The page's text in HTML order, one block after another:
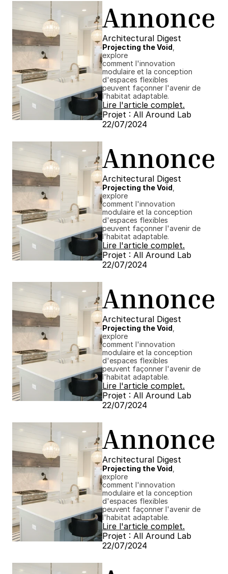
Annonce
Architectural Digest
Projecting the Void
explore
comment l'innovation
modulaire et la conception
d'espaces flexibles
peuvent façonner l'avenir de
l'habitat adaptable.
Lire l'article complet.
Projet : All Around Lab
22/07/2024 ​​
Annonce
Architectural Digest
Projecting the Void
explore
comment l'innovation
modulaire et la conception
d'espaces flexibles
peuvent façonner l'avenir de
l'habitat adaptable.
Lire l'article complet.
Projet : All Around Lab
22/07/2024 ​​
Annonce
Architectural Digest
Projecting the Void
explore
comment l'innovation
modulaire et la conception
d'espaces flexibles
peuvent façonner l'avenir de
l'habitat adaptable.
Lire l'article complet.
Projet : All Around Lab
22/07/2024 ​​
Annonce
Architectural Digest
Projecting the Void
explore
comment l'innovation
modulaire et la conception
d'espaces flexibles
peuvent façonner l'avenir de
l'habitat adaptable.
Lire l'article complet.
Projet : All Around Lab
22/07/2024 ​​